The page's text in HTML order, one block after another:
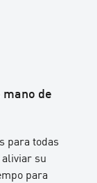
de
para todas
aliviar su
para